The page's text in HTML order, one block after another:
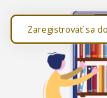
Zaregistrovať sa